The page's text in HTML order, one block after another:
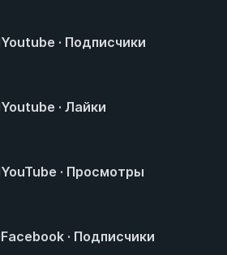
Youtube · Подписчики
Youtube · Лайки
YouTube · Просмотры
Facebook · Подписчики